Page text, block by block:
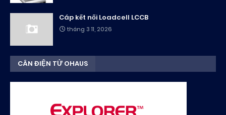
Cáp kết nối Loadcell LCCB
tháng 3 11, 2026
CÂN ĐIỆN TỬ OHAUS